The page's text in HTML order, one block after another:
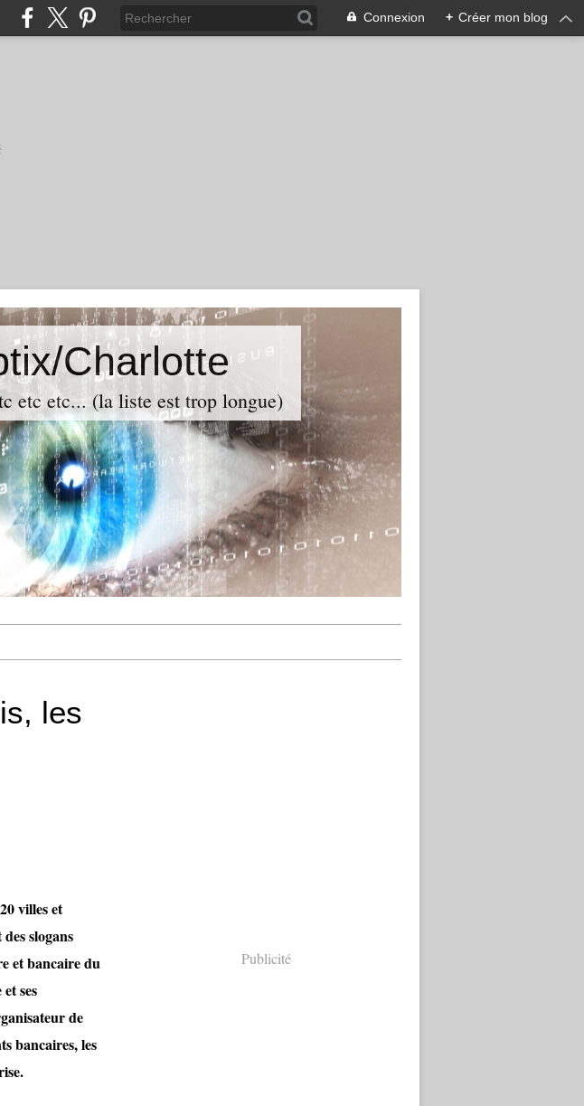
Connexion + Créer mon blog
Charlotte
etc etc... (la liste est trop longue)
les
villes et
slogans
et bancaire du
ses
de
bancaires, les
Publicité